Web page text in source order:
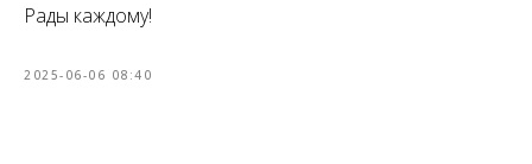
Рады каждому!
2025-06-06 08:40